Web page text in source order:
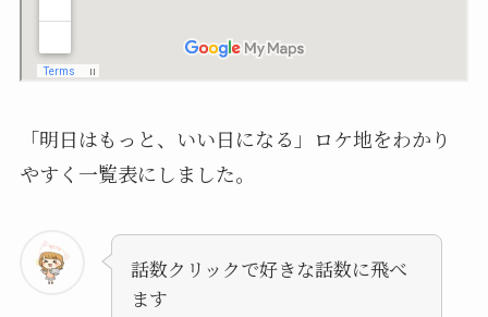
「明日はもっと、いい日になる」ロケ地をわかり
やすく一覧表にしました。
話数クリックで好きな話数に飛べ
ます